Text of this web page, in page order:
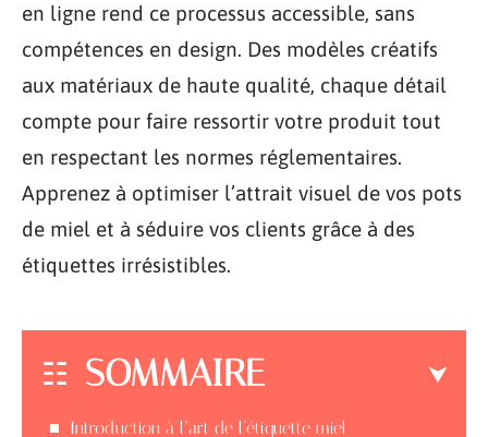
en ligne rend ce processus accessible, sans
compétences en design. Des modèles créatifs
aux matériaux de haute qualité, chaque détail
compte pour faire ressortir votre produit tout
en respectant les normes réglementaires.
Apprenez à optimiser l’attrait visuel de vos pots
de miel et à séduire vos clients grâce à des
étiquettes irrésistibles.
SOMMAIRE
Introduction à l’art de l’étiquette miel